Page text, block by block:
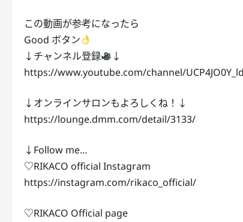
この動画が参考になったら
Good ボタン
↓チャンネル登録
↓
https://www.youtube.com/channel/
↓オンラインサロンもよろしくね！↓
https://lounge.dmm.com/detail/3133/
↓Follow me…
♡RIKACO official Instagram
https://instagram.com/rikaco_official/
♡RIKACO Official page